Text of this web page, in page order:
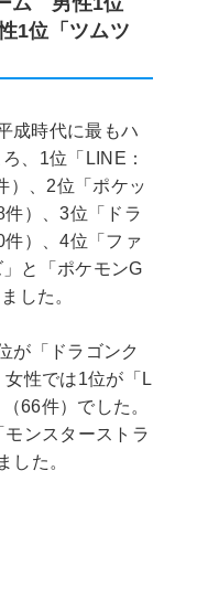
1位「ツムツ
成時代に最もハ
、1位「LINE：
）、2位「ポケッ
件）、3位「ドラ
件）、4位「ファ
と「ポケモンG
した。
が「ドラゴンク
性では1位が「L
66件）でした。
ンスターストラ
した。